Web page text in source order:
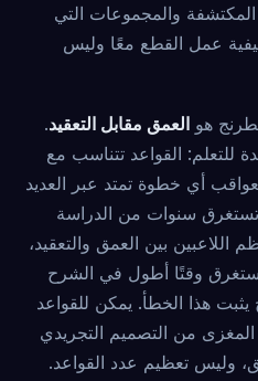
والمجموعات التي
عمل القطع معًا وليس
هو العمق مقابل التعقيد.
للتعلم: القواعد تتناسب مع
أي خطوة تمتد عبر العديد
سنوات من الدراسة
بين العمق والتعقيد،
وقتًا أطول في الشرح
هذا الخطأ. يمكن للقواعد
المغزى من التصميم التجريدي
وليس تعظيم عدد القواعد.